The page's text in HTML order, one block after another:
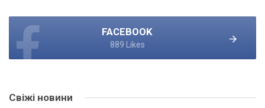
FACEBOOK
889 Likes
Свіжі новини